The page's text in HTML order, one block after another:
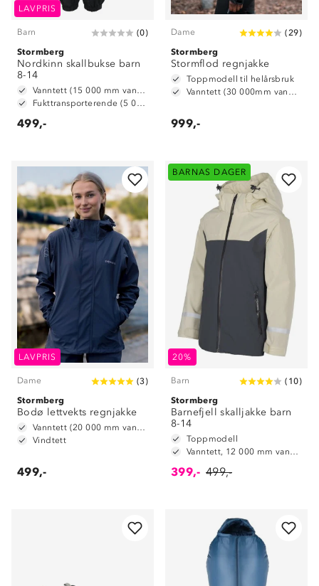
LAVPRIS
Barn (0)
Stormberg
Nordkinn skallbukse barn
8-14
Vanntett (15 000 mm vannsøyle)
Fukttransporterende (5 000 g/m2/24t)
499,-
Dame (29)
Stormberg
Stormflod regnjakke
Toppmodell til helårsbruk
Vanntett (30 000mm vannsøyle)
999,-
LAVPRIS
Dame (3)
Stormberg
Bodø lettvekts regnjakke
Vanntett (20 000 mm vannsøyle)
Vindtett
499,-
BARNAS DAGER
20%
Barn ( 10)
Stormberg
Barnefjell skalljakke barn
8-14
Toppmodell
Vanntett, 12 000 mm vannsøyle
399,- 499,-